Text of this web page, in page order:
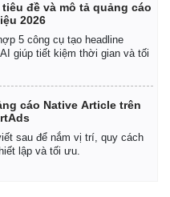
Thị trường
Giá vàng
Tiêu dùng
Tỷ giá
Chứng khoán
đề và mô tả quảng cáo
2026
5 công cụ tạo headline
giúp tiết kiệm thời gian và tối
cáo Native Article trên
sau để nắm vị trí, quy cách
lập và tối ưu.